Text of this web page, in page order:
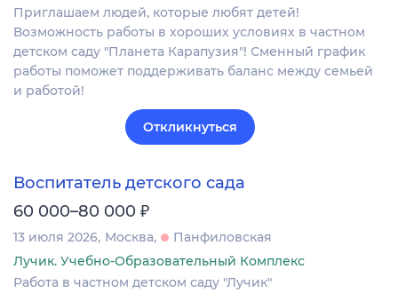
Приглашаем людей, которые любят детей!
Возможность работы в хороших условиях в частном
детском саду "Планета Карапузия"! Сменный график
работы поможет поддерживать баланс между семьей
и работой!
Откликнуться
Воспитатель детского сада
60 000–80 000 ₽
13 июля 2026 Москва
Панфиловская
Лучик. Учебно-Образовательный Комплекс
Работа в частном детском саду "Лучик"